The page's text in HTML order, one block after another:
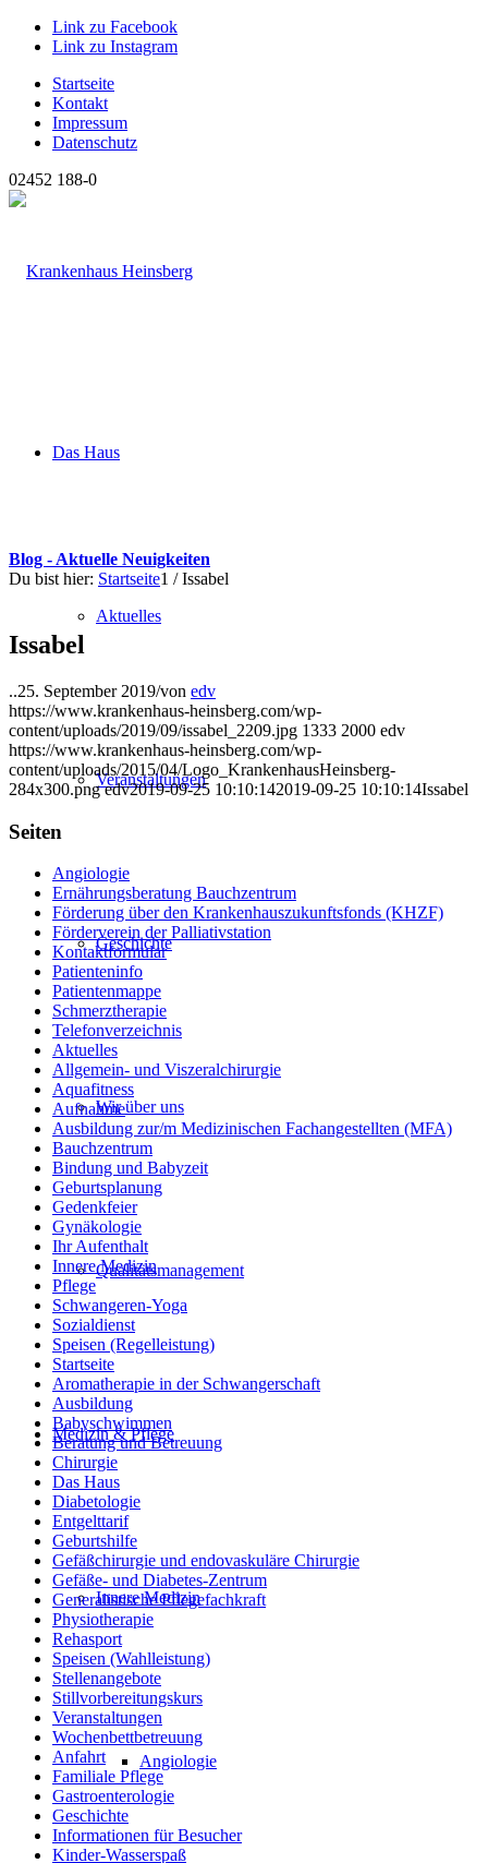
Link zu Facebook
Link zu Instagram
Startseite
Kontakt
Impressum
Datenschutz
02452 188-0
Das Haus
Aktuelles
Veranstaltungen
Geschichte
Wir über uns
Qualitätsmanagement
Medizin & Pflege
Innere Medizin
Angiologie
Blog - Aktuelle Neuigkeiten
Du bist hier: Startseite1 / Issabel
Issabel
..25. September 2019/von edv
https://www.krankenhaus-heinsberg.com/wp-
content/uploads/2019/09/issabel_2209.jpg 1333 2000 edv
https://www.krankenhaus-heinsberg.com/wp-
content/uploads/2015/04/Logo_KrankenhausHeinsberg-
284x300.png edv2019-09-25 10:10:142019-09-25 10:10:14Issabel
Seiten
Angiologie
Ernährungsberatung Bauchzentrum
Förderung über den Krankenhauszukunftsfonds (KHZF)
Förderverein der Palliativstation
Kontaktformular
Patienteninfo
Patientenmappe
Schmerztherapie
Telefonverzeichnis
Aktuelles
Allgemein- und Viszeralchirurgie
Aquafitness
Aufnahme
Ausbildung zur/m Medizinischen Fachangestellten (MFA)
Bauchzentrum
Bindung und Babyzeit
Geburtsplanung
Gedenkfeier
Gynäkologie
Ihr Aufenthalt
Innere Medizin
Pflege
Schwangeren-Yoga
Sozialdienst
Speisen (Regelleistung)
Startseite
Aromatherapie in der Schwangerschaft
Ausbildung
Babyschwimmen
Beratung und Betreuung
Chirurgie
Das Haus
Diabetologie
Entgelttarif
Geburtshilfe
Gefäßchirurgie und endovaskuläre Chirurgie
Gefäße- und Diabetes-Zentrum
Generalistische Pflegefachkraft
Physiotherapie
Rehasport
Speisen (Wahlleistung)
Stellenangebote
Stillvorbereitungskurs
Veranstaltungen
Wochenbettbetreuung
Anfahrt
Familiale Pflege
Gastroenterologie
Geschichte
Informationen für Besucher
Kinder-Wasserspaß